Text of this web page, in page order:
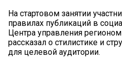
На стартовом занятии
правилах публикаций в
Центра управления
рассказал о стилистике и
для целевой аудитории.